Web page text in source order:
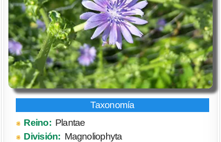
Reino:Plantae
División: Magnoliophyta